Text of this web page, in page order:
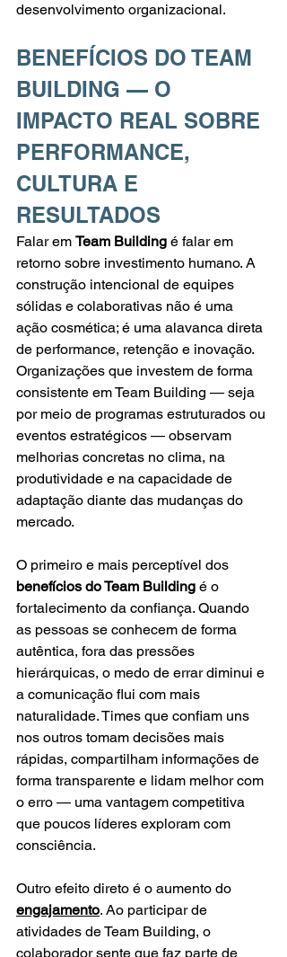
desenvolvimento organizacional.
BENEFÍCIOS DO TEAM
BUILDING — O
IMPACTO REAL SOBRE
PERFORMANCE,
CULTURA E
RESULTADOS
Falar em Team Building é falar em
retorno sobre investimento humano. A
construção intencional de equipes
sólidas e colaborativas não é uma
ação cosmética; é uma alavanca direta
de performance, retenção e inovação.
Organizações que investem de forma
consistente em Team Building — seja
por meio de programas estruturados ou
eventos estratégicos — observam
melhorias concretas no clima, na
produtividade e na capacidade de
adaptação diante das mudanças do
mercado.
O primeiro e mais perceptível dos
benefícios do Team Building é o
fortalecimento da confiança. Quando
as pessoas se conhecem de forma
autêntica, fora das pressões
hierárquicas, o medo de errar diminui e
a comunicação flui com mais
naturalidade. Times que confiam uns
nos outros tomam decisões mais
rápidas, compartilham informações de
forma transparente e lidam melhor com
o erro — uma vantagem competitiva
que poucos líderes exploram com
consciência.
Outro efeito direto é o aumento do
engajamento. Ao participar de
atividades de Team Building, o
colaborador sente que faz parte de